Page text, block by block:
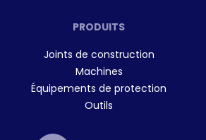
PRODUITS
Joints de construction
Machines
Équipements de protection
Outils